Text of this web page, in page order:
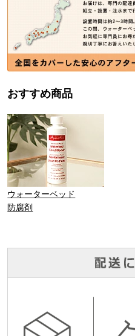
おすすめ商品
ウォーターベッド
防腐剤